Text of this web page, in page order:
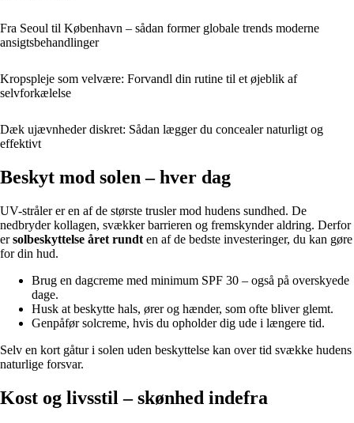
Fra Seoul til København – sådan former globale trends moderne
ansigtsbehandlinger
Kropspleje som velvære: Forvandl din rutine til et øjeblik af
selvforkælelse
Dæk ujævnheder diskret: Sådan lægger du concealer naturligt og
effektivt
Beskyt mod solen – hver dag
UV-stråler er en af de største trusler mod hudens sundhed. De
nedbryder kollagen, svækker barrieren og fremskynder aldring. Derfor
ersolbeskyttelse året rundt en af de bedste investeringer, du kan gøre
for din hud.
Brug en dagcreme med minimum SPF 30 – også på overskyede
dage.
Husk at beskytte hals, ører og hænder, som ofte bliver glemt.
Genpåfør solcreme, hvis du opholder dig ude i længere tid.
Selv en kort gåtur i solen uden beskyttelse kan over tid svække hudens
naturlige forsvar.
Kost og livsstil – skønhed indefra